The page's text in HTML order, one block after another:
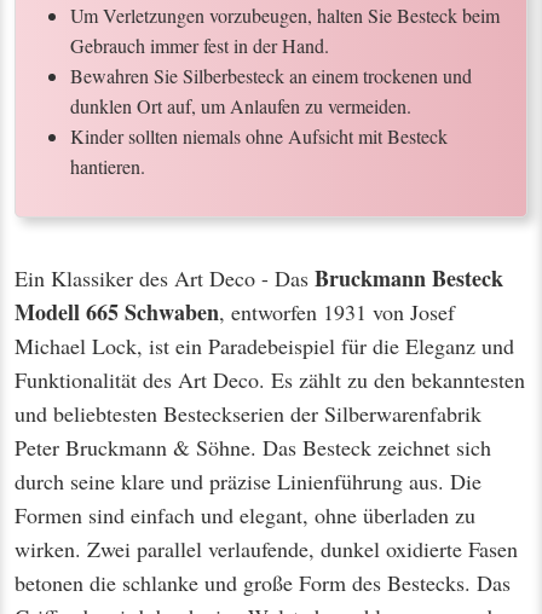
Um Verletzungen vorzubeugen, halten Sie Besteck beim
Gebrauch immer fest in der Hand.
Bewahren Sie Silberbesteck an einem trockenen und
dunklen Ort auf, um Anlaufen zu vermeiden.
Kinder sollten niemals ohne Aufsicht mit Besteck
hantieren.
Ein Klassiker des Art Deco - Das Bruckmann Besteck
Modell 665 Schwaben, entworfen 1931 von Josef
Michael Lock, ist ein Paradebeispiel für die Eleganz und
Funktionalität des Art Deco. Es zählt zu den bekanntesten
und beliebtesten Besteckserien der Silberwarenfabrik
Peter Bruckmann & Söhne. Das Besteck zeichnet sich
durch seine klare und präzise Linienführung aus. Die
Formen sind einfach und elegant, ohne überladen zu
wirken. Zwei parallel verlaufende, dunkel oxidierte Fasen
betonen die schlanke und große Form des Bestecks. Das